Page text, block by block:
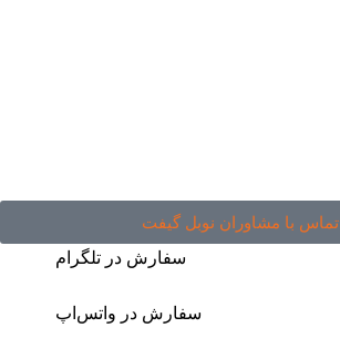
تماس با مشاوران نوبل گیفت
سفارش در تلگرام
سفارش در واتس‌اپ